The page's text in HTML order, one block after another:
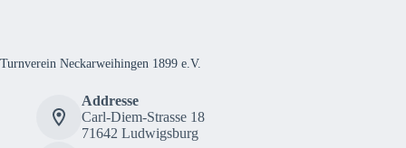
Turnverein Neckarweihingen 1899 e.V.
Addresse
Carl-Diem-Strasse 18
71642 Ludwigsburg